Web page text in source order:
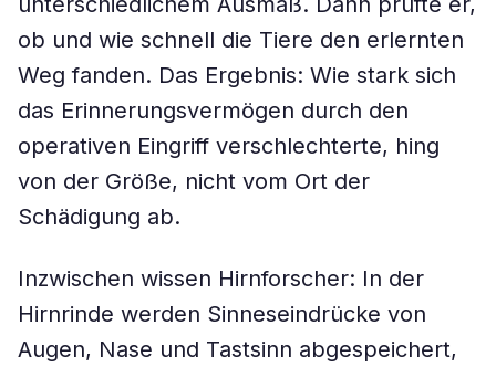
ob und wie schnell die Tiere den erlernten
Weg fanden. Das Ergebnis: Wie stark sich
das Erinnerungsvermögen durch den
operativen Eingriff verschlechterte, hing
von der Größe, nicht vom Ort der
Schädigung ab.
Inzwischen wissen Hirnforscher: In der
Hirnrinde werden Sinneseindrücke von
Augen, Nase und Tastsinn abgespeichert,